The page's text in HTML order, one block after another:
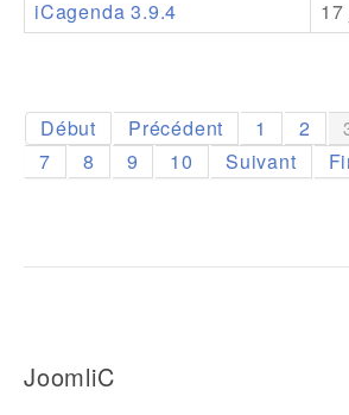
iCagenda 3.9.4
Début Précédent 1 2
7
8 9 10 Suivant
JoomliC